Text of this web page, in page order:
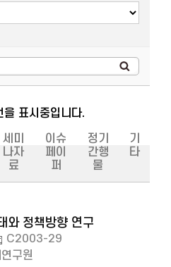
표시중입니다.
세미
나자
료
이슈
페이
퍼
정기
간행
물
기
타
와 정책방향 연구
C2003-29
구원